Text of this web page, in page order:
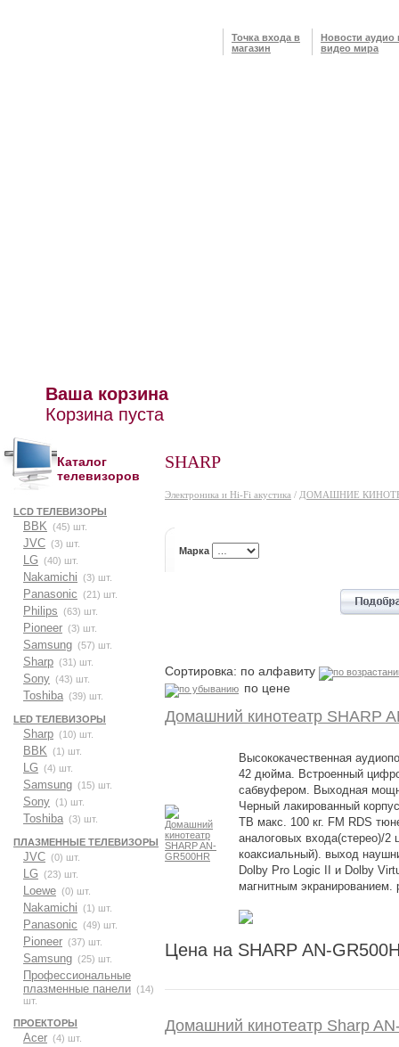
Точка входа в
магазин
Новости аудио
видео мира
Ваша корзина
Корзина пуста
Каталог
телевизоров
LCD ТЕЛЕВИЗОРЫ
BBK (45) шт.
JVC (3) шт.
LG (40) шт.
Nakamichi (3) шт.
Panasonic (21) шт.
Philips (63) шт.
Pioneer (3) шт.
Samsung (57) шт.
Sharp (31) шт.
Sony (43) шт.
Toshiba (39) шт.
LED ТЕЛЕВИЗОРЫ
Sharp (10) шт.
BBK (1) шт.
LG (4) шт.
Samsung (15) шт.
Sony (1) шт.
Toshiba (3) шт.
ПЛАЗМЕННЫЕ ТЕЛЕВИЗОРЫ
JVC (0) шт.
LG (23) шт.
Loewe (0) шт.
Nakamichi (1) шт.
Panasonic (49) шт.
Pioneer (37) шт.
Samsung (25) шт.
Профессиональные
плазменные панели (14)
шт.
ПРОЕКТОРЫ
Acer (4) шт.
SHARP
Электроника и Hi-Fi акустика / ДОМАШНИЕ
Марка
Сортировка: по алфавиту
по цене
Домашний кинотеатр SHARP
Высококачественная
42 дюйма. Встроенный
сабвуфером. Выходная
Черный лакированный
ТВ макс. 100 кг. FM RDS
аналоговых входа(стерео)/2
коаксиальный). выход
Dolby Pro Logic II и Dolby
магнитным экранированием.
Цена на SHARP AN-
Домашний кинотеатр Sharp